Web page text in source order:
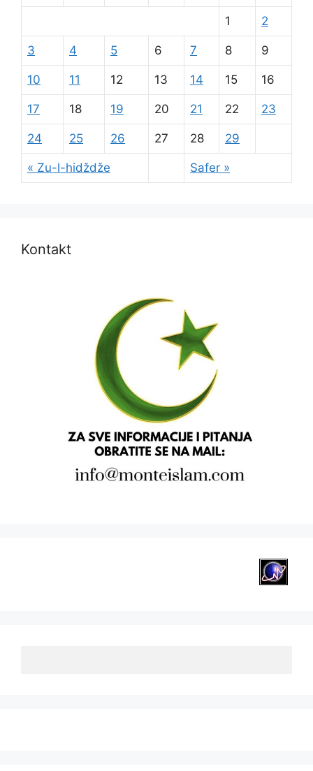
« Zu-l-hidždže Safer »
1 2
3 4 5 6 7 8 9
10 11 12 13 14 15 16
17 18 19 20 21 22 23
24 25 26 27 28 29
Kontakt